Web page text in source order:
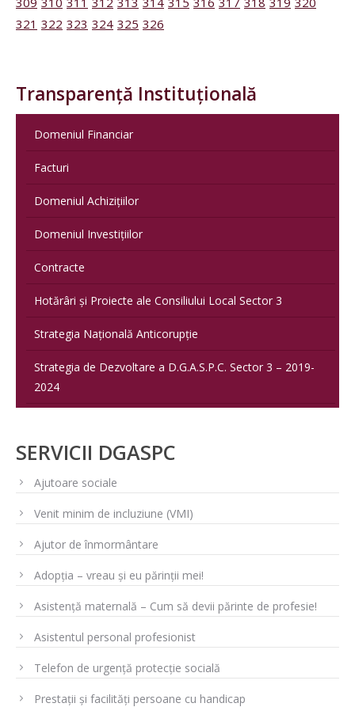
321 322 323 324 325 326
Transparență Instituțională
Domeniul Financiar
Facturi
Domeniul Achizițiilor
Domeniul Investițiilor
Contracte
Hotărâri și Proiecte ale Consiliului Local Sector 3
Strategia Națională Anticorupție
Strategia de Dezvoltare a D.G.A.S.P.C. Sector 3 – 2019-
2024
SERVICII DGASPC
Ajutoare sociale
Venit minim de incluziune (VMI)
Ajutor de înmormântare
Adopția – vreau și eu părinții mei!
Asistență maternală – Cum să devii părinte de profesie!
Asistentul personal profesionist
Telefon de urgență protecție socială
Prestații și facilități persoane cu handicap